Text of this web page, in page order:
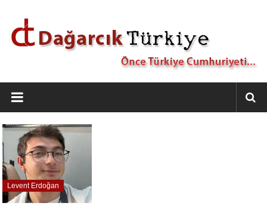
Dağarcık
Türkiye
Önce
Türkiye
Cumhuriyeti…
Levent Erdoğan